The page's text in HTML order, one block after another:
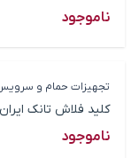
ناموجود
تجهیزات حمام و
کلید فلاش تانک
ناموجود